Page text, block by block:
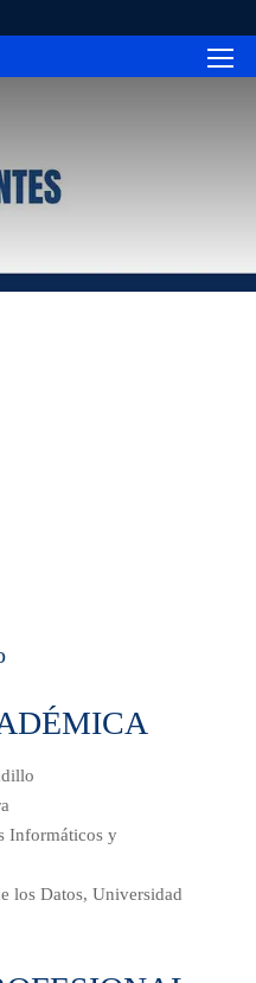
Informáticos y
los Datos, Universidad